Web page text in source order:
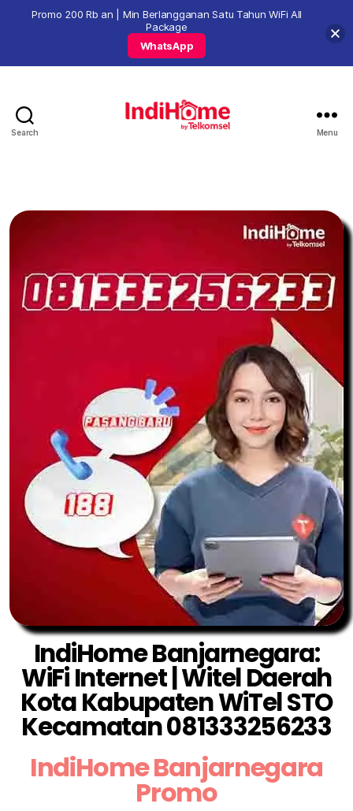
Search Menu
IndiHome Banjarnegara:
WiFi Internet | Witel Daerah
Kota Kabupaten WiTel STO
Kecamatan 081333256233
IndiHome Banjarnegara
Promo
Promo 200 Rb an | Min Berlangganan Satu Tahun WiFi All
Package
WhatsApp